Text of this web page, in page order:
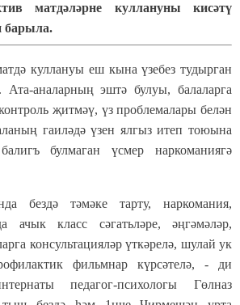
матдәләрне куллануны кисәтү
барыла.
куллануы еш кына үзебез тудырган
Ата-аналарның эштә булуы, балаларга
җитмәү, үз проблемалары белән
гаиләдә үзен ялгыз итеп тоюына
булмаган үсмер наркоманиягә
бездә тәмәке тарту, наркомания,
ачык класс сәгатьләре, әңгәмәләр,
консультацияләр үткәрелә, шулай ук
фильмнар күрсәтелә, - ди
педагог-психологы Гөлназ